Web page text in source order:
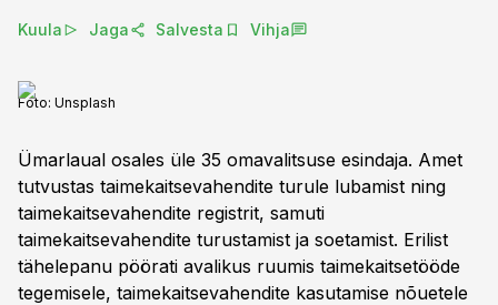
Kuula Jaga Salvesta Vihja
Foto: Unsplash
Ümarlaual osales üle 35 omavalitsuse esindaja. Amet
tutvustas taimekaitsevahendite turule lubamist ning
taimekaitsevahendite registrit, samuti
taimekaitsevahendite turustamist ja soetamist. Erilist
tähelepanu pöörati avalikus ruumis taimekaitsetööde
tegemisele, taimekaitsevahendite kasutamise nõuetele